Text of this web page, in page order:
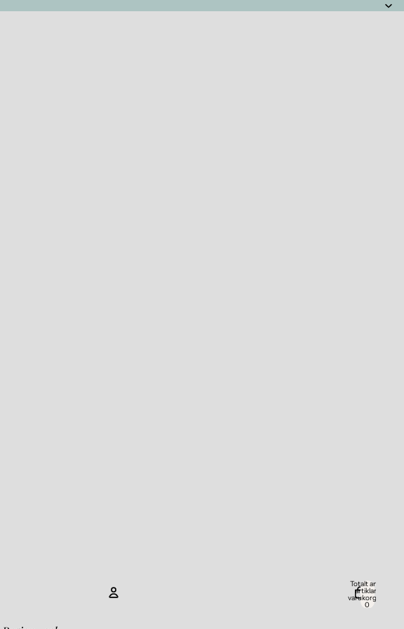
Totalt antal
artiklar i
varukorgen:
0